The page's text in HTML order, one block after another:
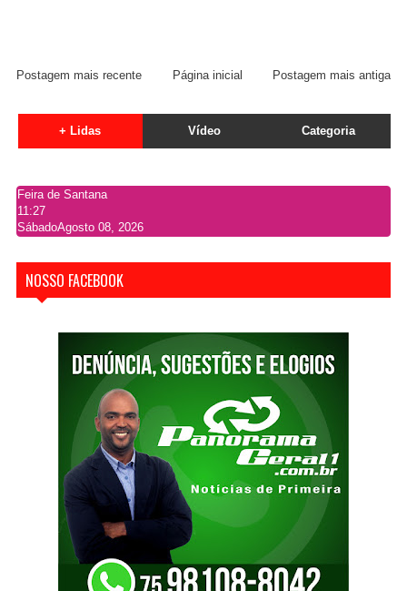
Postagem mais recente Postagem mais antiga
Página inicial
+ Lidas Vídeo Categoria
Feira de Santana
11:27
SábadoAgosto 08, 2026
NOSSO FACEBOOK